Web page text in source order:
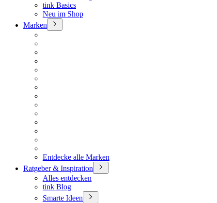
tink Basics
Neu im Shop
Marken
Entdecke alle Marken
Ratgeber & Inspiration
Alles entdecken
tink Blog
Smarte Ideen